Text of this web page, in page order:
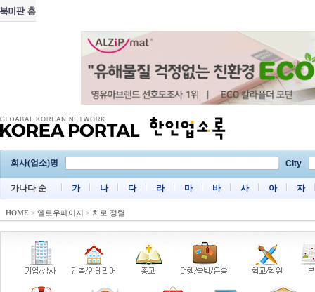
회사(업소)명 City
가나다 순 가 나 다 라 마 바 사 아 자
HOME > 옐로우페이지 > 차로 정렬